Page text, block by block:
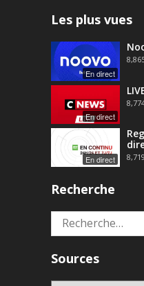
Les plus vues
En direct
En direct
En direct 8,719
Recherche
Rechercher :
Sources